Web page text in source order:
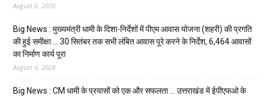
August 6, 2026
Big News : मुख्यमंत्री धामी के दिशा-निर्देशों में पीएम आवास योजना (शहरी) की प्रगति
की हुई समीक्षा … 30 सितंबर तक सभी लंबित आवास पूरे करने के निर्देश, 6,464 आवासों
का निर्माण कार्य पूरा
August 6, 2026
Big News : CM धामी के प्रयासों को एक और सफलता … उत्तराखंड में ईपीएफओ के